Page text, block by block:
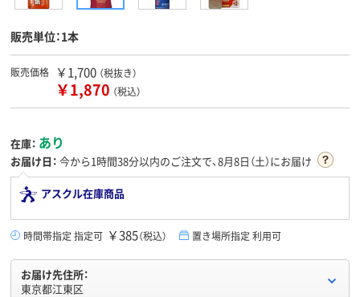
販売単位：1本
販売価格 ￥1,700 （税抜き）
￥1,870 （税込）
在庫： あり
お届け日： 今から1時間38分以内のご注文で、8月8日（土）にお届け
アスクル在庫商品
時間帯指定 指定可 ￥385（税込） 置き場所指定 利用可
お届け先住所：
東京都江東区